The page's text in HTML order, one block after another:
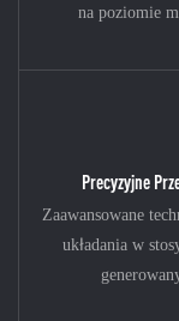
na poziomie
Precyzyjne
Zaawansowane
układania w